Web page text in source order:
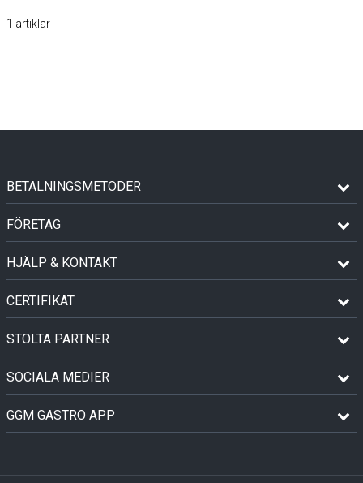
1 artiklar
BETALNINGSMETODER
FÖRETAG
HJÄLP & KONTAKT
CERTIFIKAT
STOLTA PARTNER
SOCIALA MEDIER
GGM GASTRO APP